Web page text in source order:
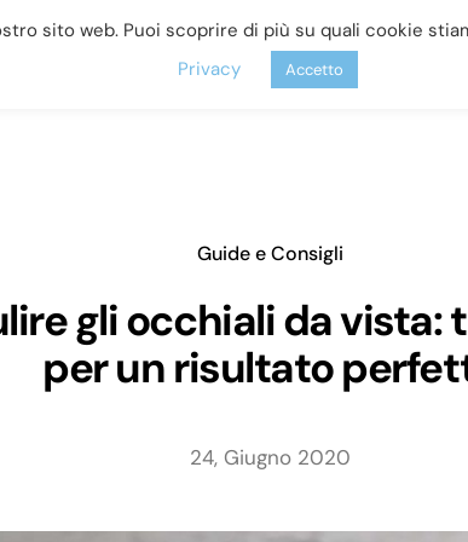
a Contatto
della corretta lente a
Occhiali
graduate e non.
Chi Siamo Novità e Offerte
Guide e Consigli
gli occhiali da vista:
per un risultato
24, Giugno 2020
sito web. Puoi scoprire di più su quali cookie
Privacy
Accetto